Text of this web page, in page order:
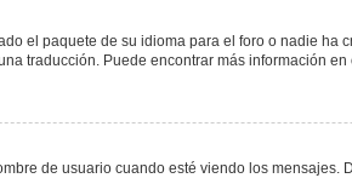
el paquete de su idioma para el foro o nadie
traducción. Puede encontrar más información en
de usuario cuando esté viendo los